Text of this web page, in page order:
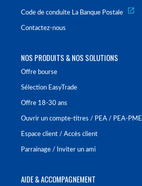
Code de conduite La Banque Postale
Contactez-nous
NOS PRODUITS & NOS SOLUTIONS
Offre bourse
Sélection EasyTrade
Offre 18-30 ans
Ouvrir un compte-titres / PEA / PEA-PME
Espace client / Accès client
Parrainage / Inviter un ami
AIDE & ACCOMPAGNEMENT